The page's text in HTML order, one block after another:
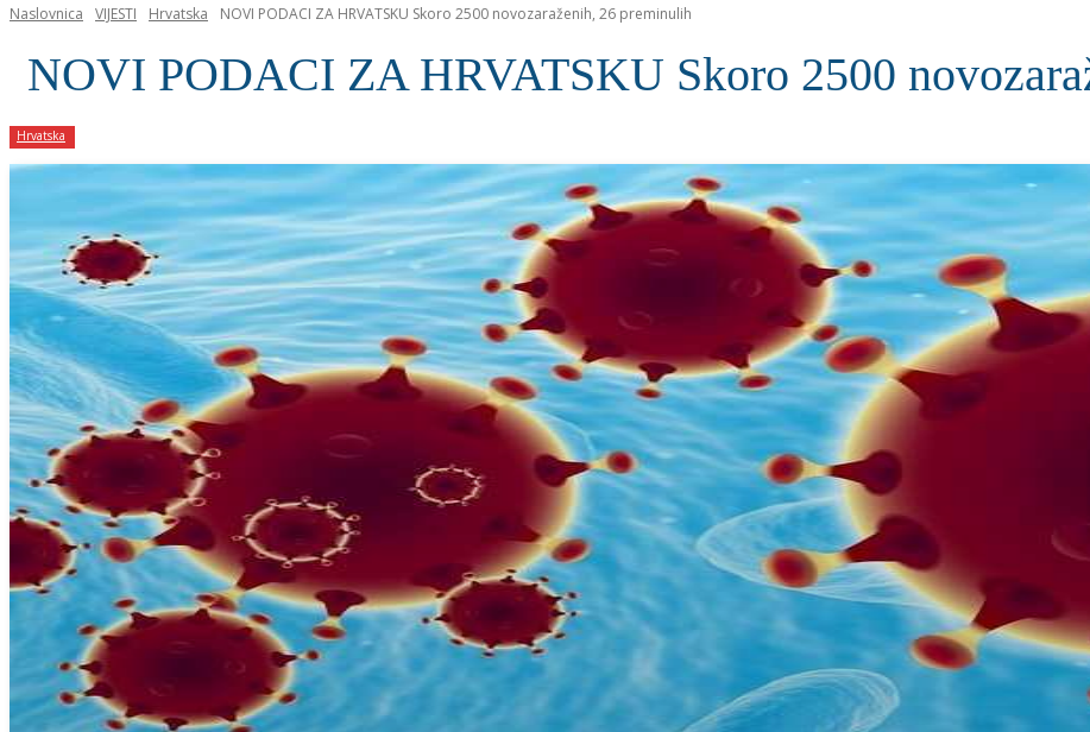
Naslovnica VIJESTI Hrvatska NOVI PODACI ZA HRVATSKU Skoro 2500 novozaraženih, 26 preminulih
NOVI PODACI ZA HRVATSKU Skoro 2500
Hrvatska